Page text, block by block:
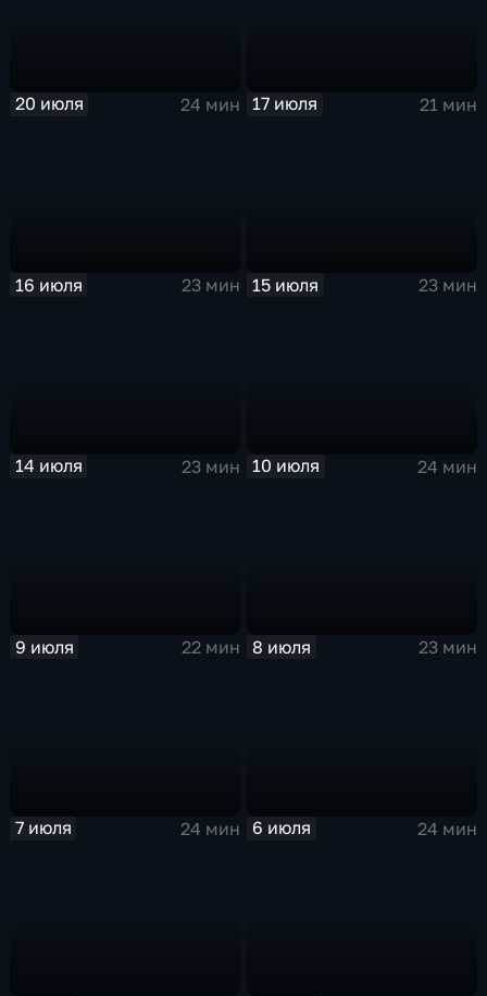
20 июля 24 мин 17 июля 21 мин
16 июля 23 мин 15 июля 23 мин
14 июля 23 мин 10 июля 24 мин
9 июля 22 мин 8 июля 23 мин
7 июля 24 мин 6 июля 24 мин